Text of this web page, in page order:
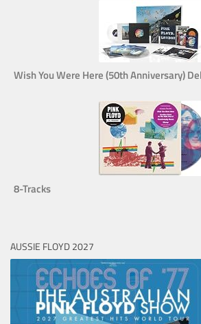
Wish You Were Here (50th Anniversary)
8-Tracks
AUSSIE FLOYD 2027